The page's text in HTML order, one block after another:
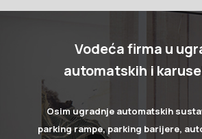
Vodeća firma u
automatskih i
Osim ugradnje automatskih
parking rampe, parking barijere,